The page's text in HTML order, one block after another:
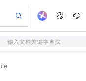
输入文档关键字查找
平台百炼
计划